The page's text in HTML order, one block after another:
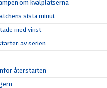
om kvalplatserna
sista minut
med vinst
av serien
återstarten